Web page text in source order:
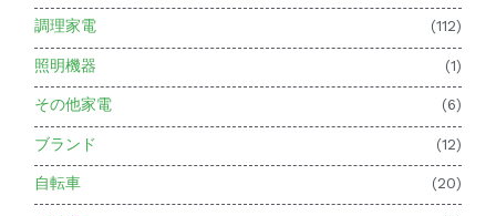
調理家電 (112)
照明機器 (1)
その他家電 (6)
ブランド (12)
自転車 (20)